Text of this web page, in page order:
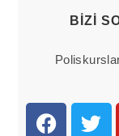
BIZI